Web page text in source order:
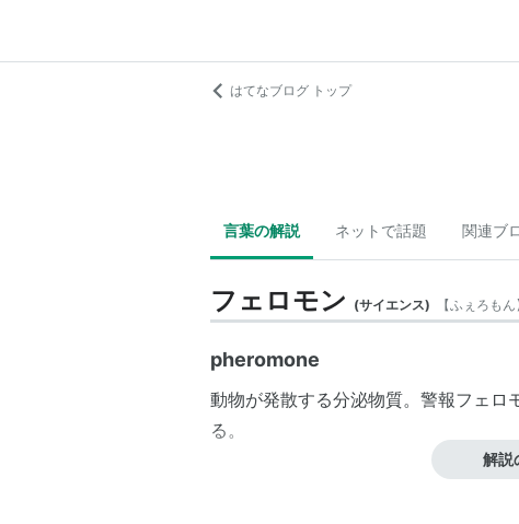
はてなブログ トップ
言葉の解説 ネットで話題 関連ブ
フェロモン (サイエンス) 【ふぇろもん
pheromone
動物が発散する分泌物質。警報フェロ
る。
解説